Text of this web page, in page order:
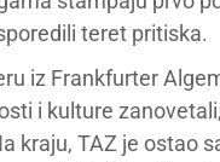
teret pritiska.
iz Frankfurter
i kulture
kraju, TAZ je ostao